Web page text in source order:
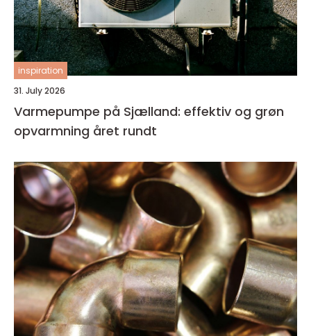
inspiration
31. July 2026
Varmepumpe på Sjælland: effektiv og grøn
opvarmning året rundt